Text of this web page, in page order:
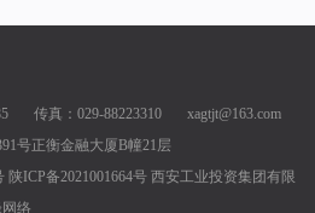
传真：029-88223310 xagtjt@163.com
号正衡金融大厦B幢21层
陕ICP备2021001664号 西安工业投资集团有限
络